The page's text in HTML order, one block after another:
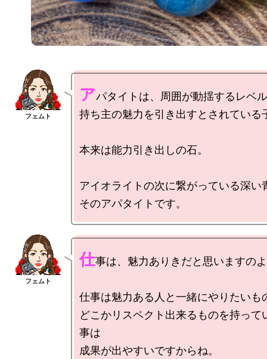
アパタイトは、周囲が動揺するレベ
持ち主の魅力を引き出すとされている
本来は能力引き出しの石。
アイオライトの次に繋がっている深い
仕事は、魅力ありきだと思いますの
仕事は魅力ある人と一緒にやりたいも
どこかリスペクト出来るものを持って
事は